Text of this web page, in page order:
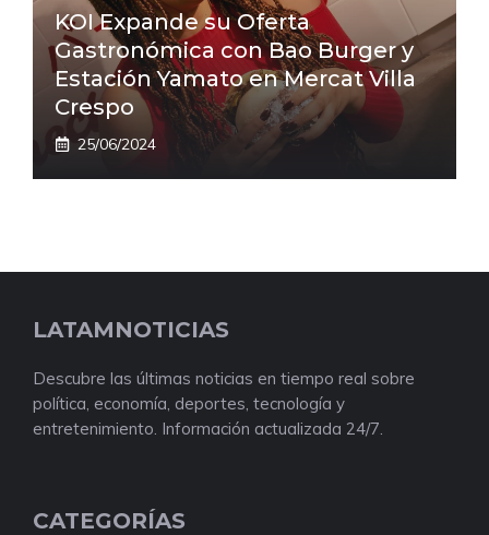
KOI Expande su Oferta
Gastronómica con Bao Burger y
Estación Yamato en Mercat Villa
Crespo
25/06/2024
LATAMNOTICIAS
Descubre las últimas noticias en tiempo real sobre
política, economía, deportes, tecnología y
entretenimiento. Información actualizada 24/7.
CATEGORÍAS